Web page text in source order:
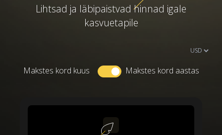
Lihtsad ja läbipaistvad hinnad igale
kasvuetapile
Makstes kord kuus Makstes kord aastas